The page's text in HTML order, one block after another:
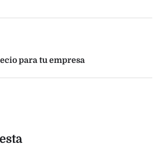
para tu empresa